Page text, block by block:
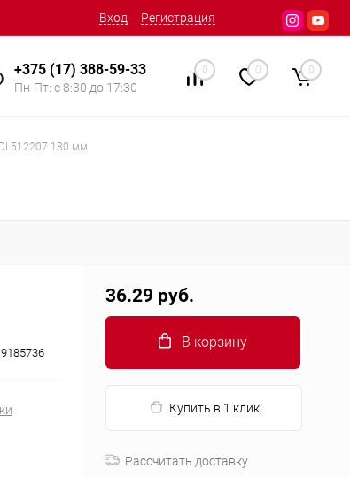
Вход Регистрация
+375 (17) 388-59-33
Пн-Пт: с 8:30 до 17:30
0 0 0
180 мм
9185736
36.29 руб.
В корзину
Купить в 1 клик
Рассчитать доставку